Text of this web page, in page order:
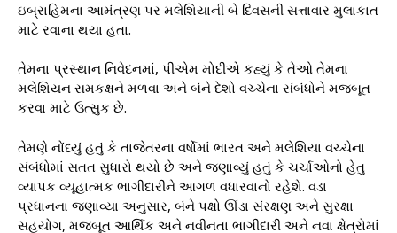
ઇબ્રાહિમના આમંત્રણ પર મલેશિયાની બે દિવસની સત્તાવાર મુલાકાત
માટે રવાના થયા હતા.
તેમના પ્રસ્થાન નિવેદનમાં, પીએમ મોદીએ કહ્યું કે તેઓ તેમના
મલેશિયન સમકક્ષને મળવા અને બંને દેશો વચ્ચેના સંબંધોને મજબૂત
કરવા માટે ઉત્સુક છે.
તેમણે નોંધ્યું હતું કે તાજેતરના વર્ષોમાં ભારત અને મલેશિયા વચ્ચેના
સંબંધોમાં સતત સુધારો થયો છે અને જણાવ્યું હતું કે ચર્ચાઓનો હેતુ
વ્યાપક વ્યૂહાત્મક ભાગીદારીને આગળ વધારવાનો રહેશે. વડા
પ્રધાનના જણાવ્યા અનુસાર, બંને પક્ષો ઊંડા સંરક્ષણ અને સુરક્ષા
સહયોગ, મજબૂત આર્થિક અને નવીનતા ભાગીદારી અને નવા ક્ષેત્રોમાં